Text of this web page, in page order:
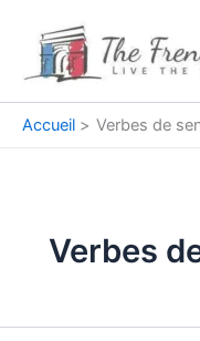
contenu
Accueil Verbes de
Verbes